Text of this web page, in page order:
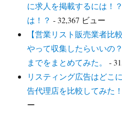
に求人を掲載するには！
は！？ - 32,367 ビュー
【営業リスト販売業者比
やって収集したらいいの
までをまとめてみた。
-
リスティング広告はどこ
告代理店を比較してみた！
ー